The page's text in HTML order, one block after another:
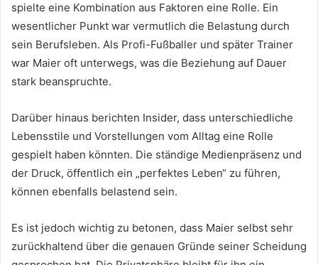
spielte eine Kombination aus Faktoren eine Rolle. Ein
wesentlicher Punkt war vermutlich die Belastung durch
sein Berufsleben. Als Profi-Fußballer und später Trainer
war Maier oft unterwegs, was die Beziehung auf Dauer
stark beanspruchte.
Darüber hinaus berichten Insider, dass unterschiedliche
Lebensstile und Vorstellungen vom Alltag eine Rolle
gespielt haben könnten. Die ständige Medienpräsenz und
der Druck, öffentlich ein „perfektes Leben“ zu führen,
können ebenfalls belastend sein.
Es ist jedoch wichtig zu betonen, dass Maier selbst sehr
zurückhaltend über die genauen Gründe seiner Scheidung